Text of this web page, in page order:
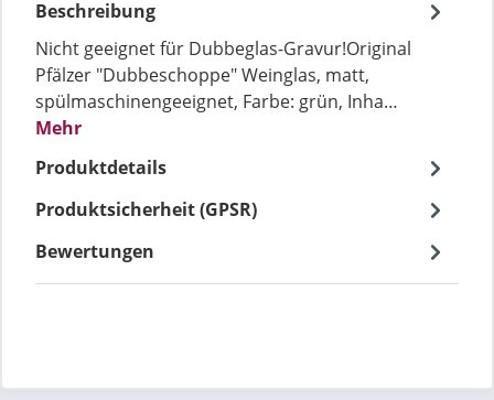
Beschreibung
Nicht geeignet für Dubbeglas-Gravur!Original
Pfälzer "Dubbeschoppe" Weinglas, matt,
spülmaschinengeeignet, Farbe: grün, Inha…
Mehr
Produktdetails
Produktsicherheit (GPSR)
Bewertungen